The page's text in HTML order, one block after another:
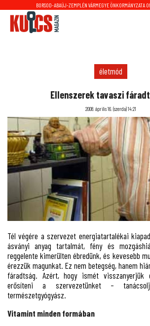
BORSOD-ABAÚJ-ZEMPLÉN VÁRMEGYE ÖNKORMÁNYZATA
életmód
Ellenszerek tavaszi
2008. április 16. (szerda) 14:21
Tél végére a szervezet energiatartalékai
ásványi anyag tartalmát, fény és
reggelente kimerülten ébredünk, és kevesebb
érezzük magunkat. Ez nem betegség, hanem
fáradtság. Azért, hogy ismét visszanyerjük
erősíteni a szervezetünket –
természetgyógyász.
Vitamint minden formában